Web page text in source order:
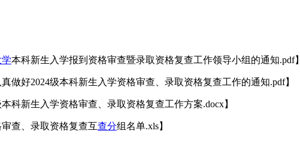
本科新生入学报到资格审查暨录取资格复查工作领导小组的通知.pdf】
做好2024级本科新生入学资格审查、录取资格复查工作的通知.pdf】
科新生入学资格审查、录取资格复查工作方案.docx】
查、录取资格复查互查分组名单.xls】